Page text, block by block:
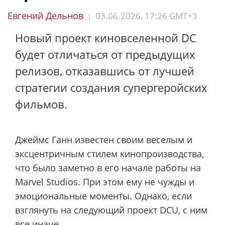
Евгений Дельнов | 03.06.2026, 17:26 GMT+3
Новый проект киновселенной DC
будет отличаться от предыдущих
релизов, отказавшись от лучшей
стратегии создания супергеройских
фильмов.
Джеймс Ганн известен своим веселым и
эксцентричным стилем кинопроизводства,
что было заметно в его начале работы на
Marvel Studios. При этом ему не чужды и
эмоциональные моменты. Однако, если
взглянуть на следующий проект DCU, с ним